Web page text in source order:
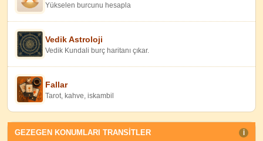
Yükselen burcunu hesapla
Vedik Astroloji
Vedik Kundali burç haritanı çıkar.
Fallar
Tarot, kahve, iskambil
GEZEGEN KONUMLARI TRANSITLER I